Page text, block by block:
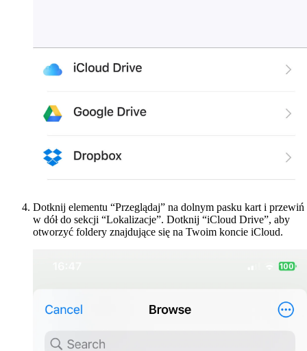
Dotknij elementu “Przeglądaj” na dolnym pasku kart i przewiń
w dół do sekcji “Lokalizacje”. Dotknij “iCloud Drive”, aby
otworzyć foldery znajdujące się na Twoim koncie iCloud.